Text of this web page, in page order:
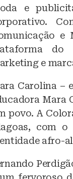
e
e
do
e
Carolina –
Mara
povo. A
com
afro-